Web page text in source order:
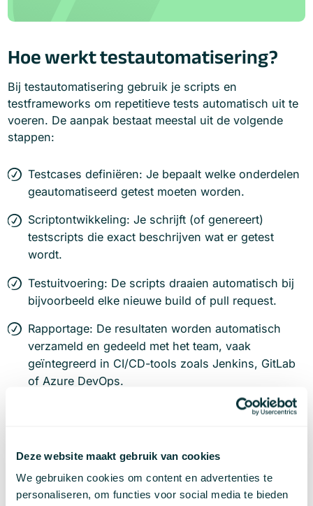
Deze website maakt gebruik van cookies
We gebruiken cookies om content en advertenties te
personaliseren, om functies voor social media te bieden
Hoe werkt testautomatisering?
Bij testautomatisering gebruik je scripts en
testframeworks om repetitieve tests automatisch uit te
voeren. De aanpak bestaat meestal uit de volgende
stappen:
Testcases definiëren: Je bepaalt welke onderdelen
geautomatiseerd getest moeten worden.
Scriptontwikkeling: Je schrijft (of genereert)
testscripts die exact beschrijven wat er getest
wordt.
Testuitvoering: De scripts draaien automatisch bij
bijvoorbeeld elke nieuwe build of pull request.
Rapportage: De resultaten worden automatisch
verzameld en gedeeld met het team, vaak
geïntegreerd in CI/CD-tools zoals Jenkins, GitLab
of Azure DevOps.
Onderhoud: Bij wijziging van functionaliteit moeten
zonder geldige reden.